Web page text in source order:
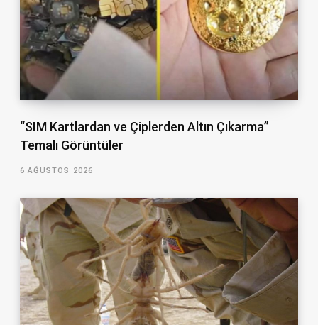
“SIM Kartlardan ve Çiplerden Altın Çıkarma”
Temalı Görüntüler
6 AĞUSTOS 2026